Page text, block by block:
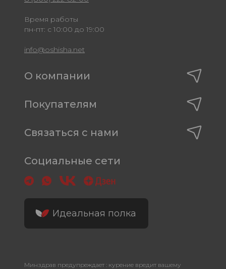
Время работы
пн-пт: с 10:00 до 19:00
info@oshisha.net
О компании
Покупателям
Связаться с нами
Социальные сети
Идеальная полка
Минздрав предупреждает : курение вредит вашему